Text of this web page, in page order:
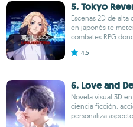
5. Tokyo
Escenas 2D de
en japonés te
combates RPG
4.5
6. Love and
Novela visual 3D
ciencia ficción,
personaliza